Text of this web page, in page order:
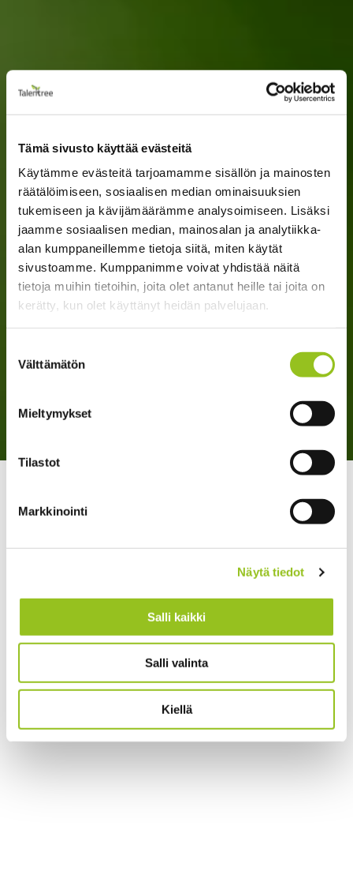
Tämä sivusto käyttää evästeitä
Käytämme evästeitä tarjoamamme sisällön ja mainosten
räätälöimiseen, sosiaalisen median ominaisuuksien
tukemiseen ja kävijämäärämme analysoimiseen. Lisäksi
jaamme sosiaalisen median, mainosalan ja analytiikka-
alan kumppaneillemme tietoja siitä, miten käytät
sivustoamme. Kumppanimme voivat yhdistää näitä
tietoja muihin tietoihin, joita olet antanut heille tai joita on
kerätty, kun olet käyttänyt heidän palvelujaan.
valinta
Välttämätön
Mieltymykset
Tilastot
Markkinointi
Näytä tiedot
Salli kaikki
Salli valinta
Kiellä